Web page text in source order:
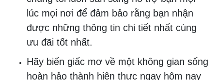
nhiều ưu đãi đặc biệt, việc sở hữu
bộ bàn
ghế cafe giá rẻchưa bao giờ dễ dàng
hơn thế.
Chúng tôi hỗ trợ giao hàng tận nơi nhanh
chóng và tiện lợi để bạn có thể trải